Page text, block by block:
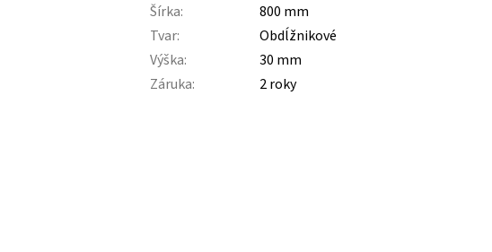
Šírka:
800 mm
Tvar:
Obdĺžnikové
Výška:
30 mm
Záruka: 2 roky